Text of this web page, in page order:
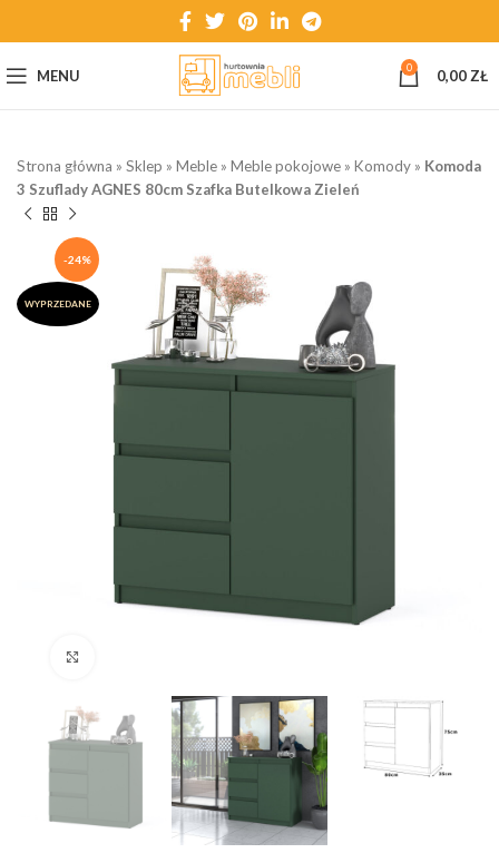
MENU 0 0,00 ZŁ
Strona główna » Sklep » Meble » Meble pokojowe » Komody » Komoda
3 Szuflady AGNES 80cm Szafka Butelkowa Zieleń
-24%
WYPRZEDANE